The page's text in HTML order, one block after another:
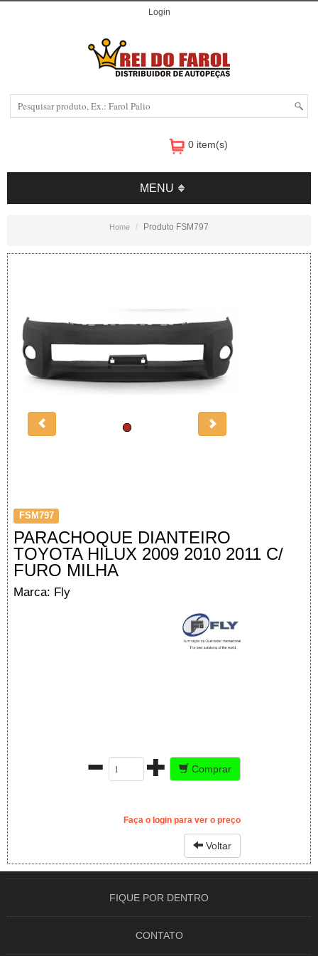
Login
0 item(s)
MENU
Home Produto FSM797
FSM797
PARACHOQUE DIANTEIRO
TOYOTA HILUX 2009 2010 2011 C/
FURO MILHA
Marca: Fly
Comprar
Faça o login para ver o preço
Voltar
FIQUE POR DENTRO
CONTATO